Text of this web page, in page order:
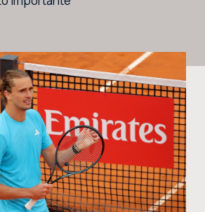
HOSPITALITY
SITO
I BIGLIETTI
INTERNAZIONALI BNL D’ITALIA DAL VIVO: ACQUISTA I BIGLIETTI CON
DEL FORO ITALICO
ORA